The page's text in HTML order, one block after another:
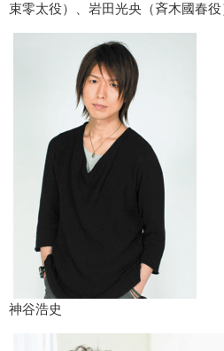
束零太役）、岩田光央（斉木國春役
神谷浩史